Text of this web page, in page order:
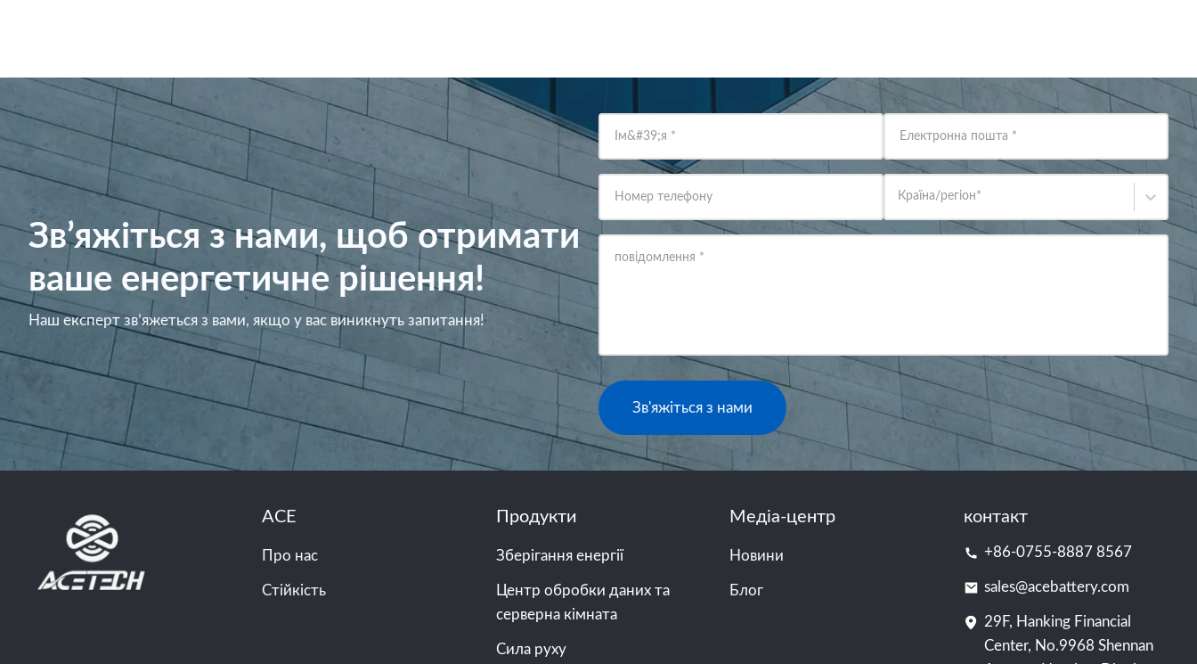
Зв’яжіться з нами, щоб отримати
ваше енергетичне рішення!
Наш експерт зв’яжеться з вами, якщо у вас виникнуть запитання!
Ім&#39;я * Електронна пошта *
Номер телефону Країна/регіон*
повідомлення *
Зв'яжіться з нами
ACE
Про нас
Стійкість
Продукти
Зберігання енергії
Центр обробки даних та
серверна кімната
Сила руху
Медіа-центр
Новини
Блог
контакт
+86-0755-8887 8567
sales@acebattery.com
29F, Hanking Financial
Center, No.9968 Shennan